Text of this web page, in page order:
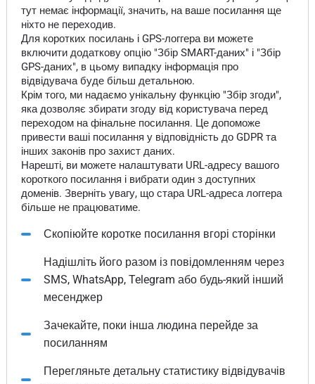
тут немає інформації, значить, на ваше посилання ще
ніхто не переходив.
Для коротких посилань і GPS-логгера ви можете
включити додаткову опцію "Збір SMART-даних" і "Збір
GPS-даних", в цьому випадку інформація про
відвідувача буде більш детальною.
Крім того, ми надаємо унікальну функцію "Збір згоди",
яка дозволяє збирати згоду від користувача перед
переходом на фінальне посилання. Це допоможе
привести ваші посилання у відповідність до GDPR та
інших законів про захист даних.
Нарешті, ви можете налаштувати URL-адресу вашого
короткого посилання і вибрати один з доступних
доменів. Зверніть увагу, що стара URL-адреса логгера
більше не працюватиме.
Скопіюйте коротке посилання вгорі сторінки
Надішліть його разом із повідомленням через
SMS, WhatsApp, Telegram або будь-який інший
месенджер
Зачекайте, поки інша людина перейде за
посиланням
Перегляньте детальну статистику відвідувачів